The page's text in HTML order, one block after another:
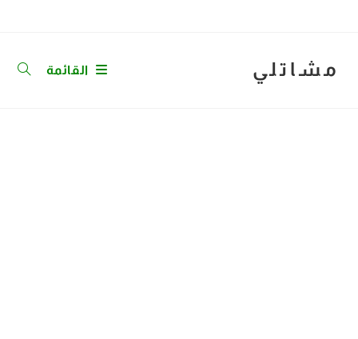
مشاتلي القائمة